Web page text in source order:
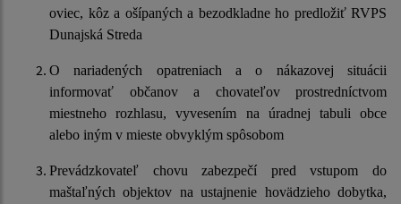
oviec, kôz a ošípaných a bezodkladne ho predložiť RVPS
Dunajská Streda
O nariadených opatreniach a o nákazovej situácii
informovať občanov a chovateľov prostredníctvom
miestneho rozhlasu, vyvesením na úradnej tabuli obce
alebo iným v mieste obvyklým spôsobom
Prevádzkovateľ chovu zabezpečí pred vstupom do
maštaľných objektov na ustajnenie hovädzieho dobytka,